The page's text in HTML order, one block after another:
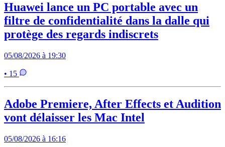
Huawei lance un PC portable avec un
filtre de confidentialité dans la dalle qui
protège des regards indiscrets
05/08/2026 à 19:30
• 15
Adobe Premiere, After Effects et Audition
vont délaisser les Mac Intel
05/08/2026 à 16:16